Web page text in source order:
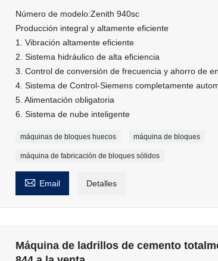
Número de modelo:Zenith 940sc
Producción integral y altamente eficiente
1. Vibración altamente eficiente
2. Sistema hidráulico de alta eficiencia
3. Control de conversión de frecuencia y ahorro de
4. Sistema de Control-Siemens completamente
5. Alimentación obligatoria
6. Sistema de nube inteligente
máquinas de bloques huecos máquina de bloques
máquina de fabricación de bloques sólidos
 Email Detalles
Máquina de ladrillos de cemento